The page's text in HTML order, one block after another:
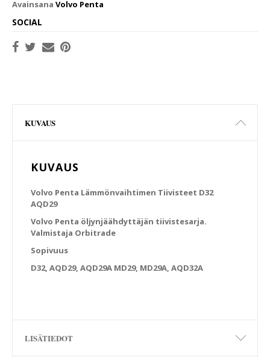
Avainsana Volvo Penta
SOCIAL
KUVAUS
KUVAUS
Volvo Penta Lämmönvaihtimen Tiivisteet D32
AQD29
Volvo Penta öljynjäähdyttäjän tiivistesarja.
Valmistaja Orbitrade
Sopivuus
D32, AQD29, AQD29A MD29, MD29A, AQD32A
LISÄTIEDOT